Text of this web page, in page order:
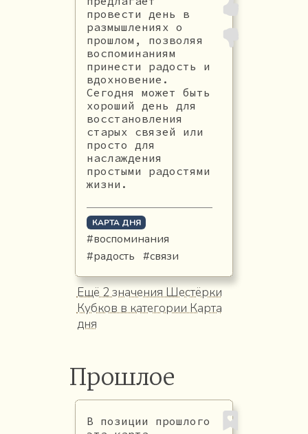
провести день в
размышлениях о
прошлом, позволяя
воспоминаниям
принести радость и
вдохновение.
Сегодня может быть
хороший день для
восстановления
старых связей или
просто для
наслаждения
простыми радостями
жизни.
КАРТА ДНЯ
#воспоминания
#радость #связи
Ещё 2 значения Шестёрки
Кубков в категории Карта
дня
Прошлое
В позиции прошлого